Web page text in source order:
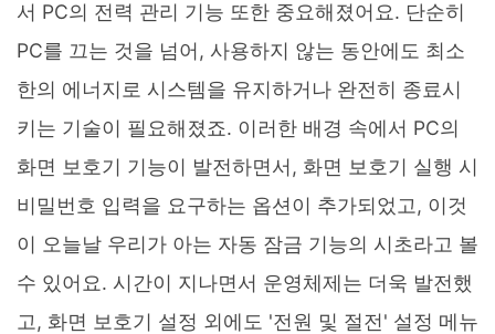
서 PC의 전력 관리 기능 또한 중요해졌어요. 단순히
PC를 끄는 것을 넘어, 사용하지 않는 동안에도 최소
한의 에너지로 시스템을 유지하거나 완전히 종료시
키는 기술이 필요해졌죠. 이러한 배경 속에서 PC의
화면 보호기 기능이 발전하면서, 화면 보호기 실행 시
비밀번호 입력을 요구하는 옵션이 추가되었고, 이것
이 오늘날 우리가 아는 자동 잠금 기능의 시초라고 볼
수 있어요. 시간이 지나면서 운영체제는 더욱 발전했
고, 화면 보호기 설정 외에도 '전원 및 절전' 설정 메뉴